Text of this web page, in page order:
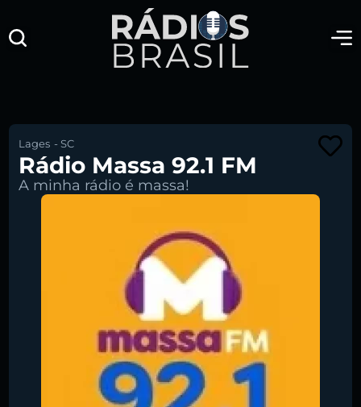
Lages -SC
Rádio Massa 92.1 FM
A minha rádio é massa!